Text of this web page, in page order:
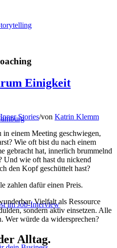
im Job-Interview
Einigkeit
Inner Stories/von Katrin Klemm
einem Meeting geschwiegen,
Wie oft bist du nach einem
gebracht hat, innerlich brummelnd
Und wie oft hast du nickend
den Kopf geschüttelt hast?
zahlen dafür einen Preis.
Vielfalt als Ressource
sondern aktiv einsetzen. Alle
Wer würde da widersprechen?
Alltag.